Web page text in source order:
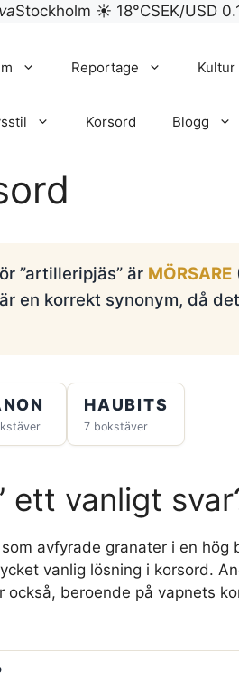
Stockholm ☀ 18°CSEK/USD
Reportage Kultur
Korsord Blogg
”artilleripjäs” är MÖRSARE
en korrekt synonym, då
HAUBITS
7 bokstäver
ett vanligt
avfyrade granater i en hög
vanlig lösning i korsord.
också, beroende på vapnets